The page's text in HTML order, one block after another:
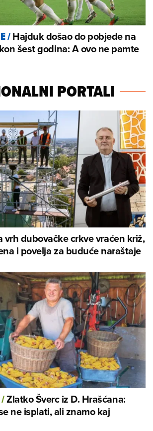
/Hajduk došao do pobjede na
šest godina: A ovo ne pamte
PORTALI
vrh dubovačke crkve vraćen križ,
i povelja za buduće naraštaje
/Zlatko Šverc iz D. Hrašćana:
ne isplati, ali znamo kaj